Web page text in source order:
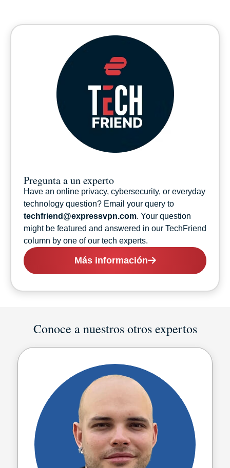
Pregunta a un experto
Have an online privacy, cybersecurity, or everyday
technology question? Email your query to
techfriend@expressvpn.com. Your question
might be featured and answered in our TechFriend
column by one of our tech experts.
Más información
Conoce a nuestros otros expertos